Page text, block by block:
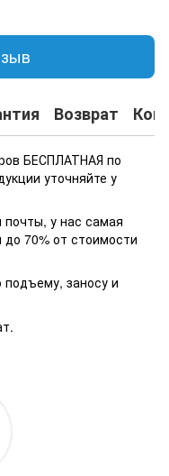
Возврат
БЕСПЛАТНАЯ по
уточняйте у
у нас самая
70% от стоимости
подъему, заносу и